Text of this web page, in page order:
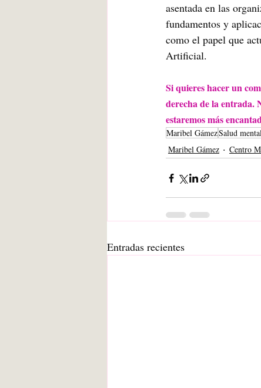
asentada en las
fundamentos y
como el papel que
Artificial.
Si quieres hacer un
derecha de la entrada.
estaremos más
Maribel GámezSalud
Maribel Gámez
Centro
Entradas recientes